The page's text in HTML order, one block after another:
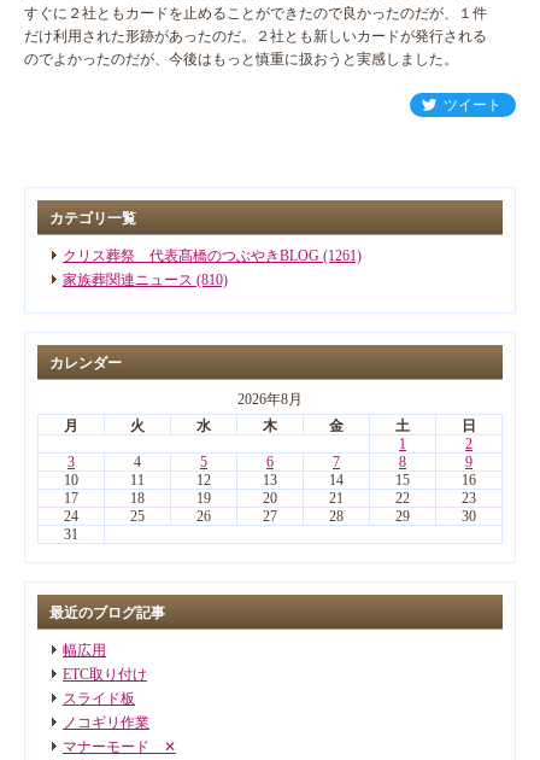
すぐに２社ともカードを止めることができたので良かったのだが、１件
だけ利用された形跡があったのだ。２社とも新しいカードが発行される
のでよかったのだが、今後はもっと慎重に扱おうと実感しました。
ツイート
カテゴリ一覧
クリス葬祭 代表髙橋のつぶやきBLOG (1261)
家族葬関連ニュース (810)
カレンダー
2026年8月
月
火 水 木 金 土
日
1
2
3
4 5 6 7 8
9
10
11 12 13 14 15
16
17
18 19 20 21 22
23
24
25 26 27 28 29
30
31
最近のブログ記事
幅広用
ETC取り付け
スライド板
ノコギリ作業
マナーモード ✕